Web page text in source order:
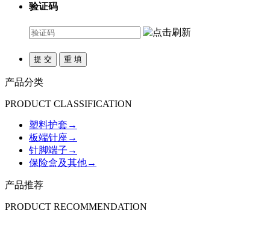
验证码
产品分类
PRODUCT CLASSIFICATION
塑料护套 →
板端针座 →
针脚端子 →
保险盒及其他→
产品推荐
PRODUCT RECOMMENDATION